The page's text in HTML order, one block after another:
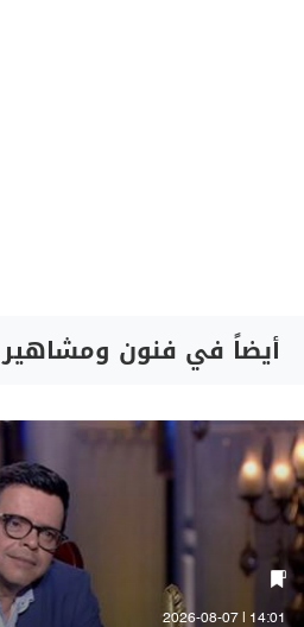
أيضاً في فنون ومشاهير
14:01 | 2026-08-07